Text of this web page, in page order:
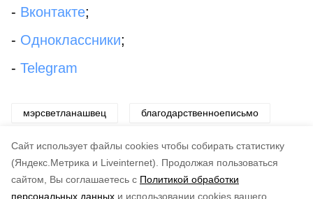
Cайт использует файлы cookies чтобы собирать статистику
(Яндекс.Метрика и Liveinternet).
Продолжая пользоваться
сайтом, Вы соглашаетесь с Политикой обработки
персональных данных и использовании cookies вашего
- Вконтакте;
- Одноклассники;
- Telegram
мэрсветланашвец благодарственноеписьмо
вкладвразвитиерайона